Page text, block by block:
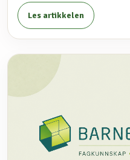
Les artikkelen